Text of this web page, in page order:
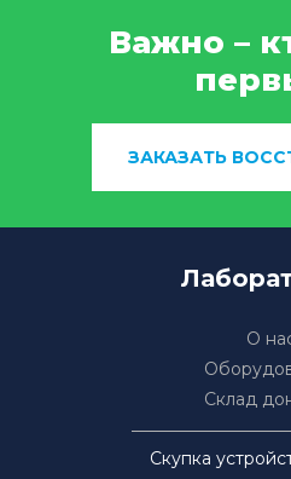
Важно –
ЗАКАЗАТЬ
О
Склад
Скупка